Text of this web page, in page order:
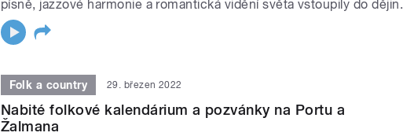
písně, jazzové harmonie a romantická vidění světa vstoupily do dějin.
Folk a country 29. březen 2022
Nabité folkové kalendárium a pozvánky na Portu a
Žalmana